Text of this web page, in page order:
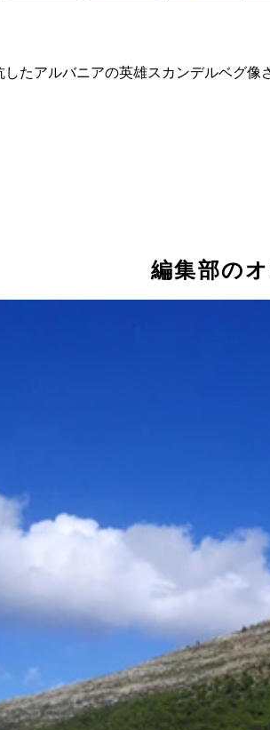
国に抵抗したアルバニアの英雄スカン
り継いでお隣の国モンテネグロに移動
トルの自然と文化歴史地域
たアルバニアの英雄スカンデルベグ
編集部の